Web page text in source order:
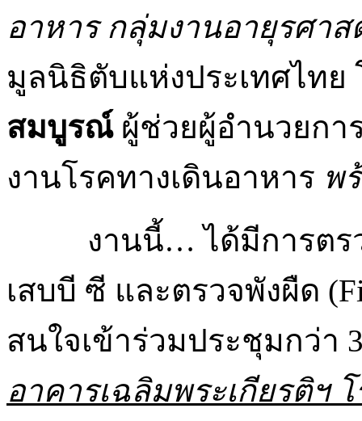
อาหาร กลุ่มงานอายุรศา
มูลนิธิตับแห่งประเทศไทย
สมบูรณ์ ผู้ช่วยผู้อำนวยกา
งานโรคทางเดินอาหาร พ
งานนี้… ได้มีการตร
เสบบี ซี และตรวจพังผืด
สนใจเข้าร่วมประชุมกว่า
อาคารเฉลิมพระเกียรติฯ